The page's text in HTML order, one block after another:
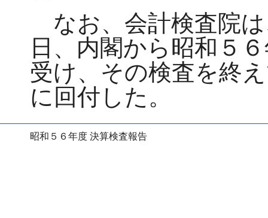
なお、会計検査院
日、内閣から昭和５
受け、その検査を終
に回付した。
昭和５６年度 決算検査報告